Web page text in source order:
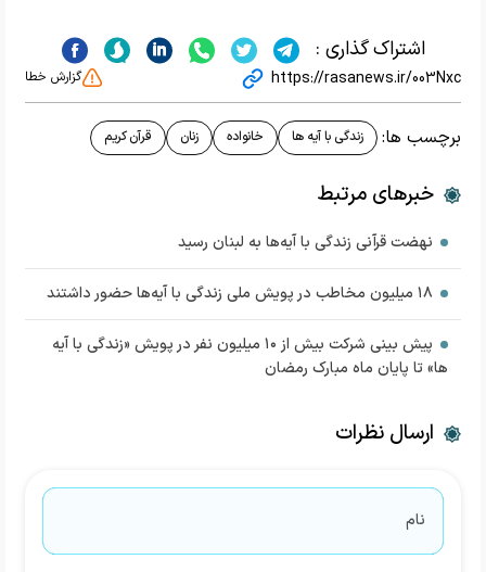
اشتراک گذاری :
https://rasanews.ir/003Nxc گزارش خطا
برچسب ها: زندگی با آیه ها خانواده زنان قرآن کریم
خبرهای مرتبط
نهضت قرآنی زندگی با آیه‌ها به لبنان رسید
۱۸ میلیون مخاطب در پویش ملی زندگی با آیه‌ها حضور داشتند
پیش بینی شرکت بیش از ۱۰ میلیون نفر در پویش «زندگی با آیه
ها» تا پایان ماه مبارک رمضان
ارسال نظرات